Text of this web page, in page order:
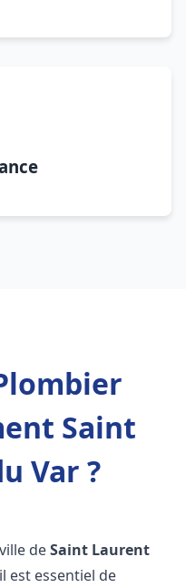
Saint
Var ?
deSaint Laurent
est essentiel de